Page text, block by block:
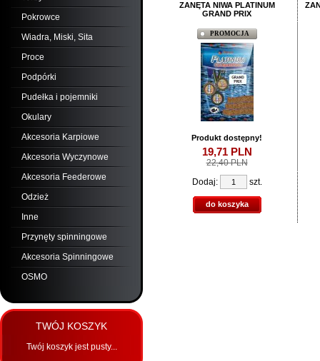
Pokrowce
Wiadra, Miski, Sita
Proce
Podpórki
Pudełka i pojemniki
Okulary
Akcesoria Karpiowe
Akcesoria Wyczynowe
Akcesoria Feederowe
Odzież
Inne
Przynęty spinningowe
Akcesoria Spinningowe
OSMO
TWÓJ KOSZYK
Twój koszyk jest pusty...
ZANĘTA NIWA PLATINUM
GRAND PRIX
PROMOCJA
Produkt dostępny!
19,71PLN
22,40 PLN
Dodaj:
szt.
do koszyka